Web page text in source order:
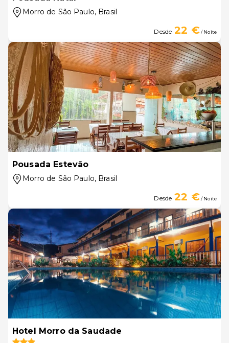
Morro de São Paulo, Brasil
Desde 22 €/ Noite
Pousada Estevão
Morro de São Paulo, Brasil
Desde 22 €/ Noite
Hotel Morro da Saudade